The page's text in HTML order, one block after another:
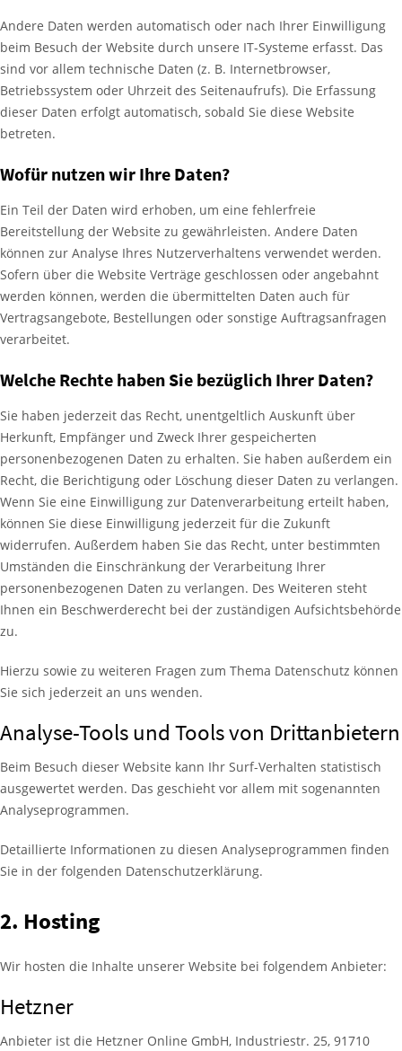
Andere Daten werden automatisch oder nach Ihrer Einwilligung
beim Besuch der Website durch unsere IT-Systeme erfasst. Das
sind vor allem technische Daten (z. B. Internetbrowser,
Betriebssystem oder Uhrzeit des Seitenaufrufs). Die Erfassung
dieser Daten erfolgt automatisch, sobald Sie diese Website
betreten.
Wofür nutzen wir Ihre Daten?
Ein Teil der Daten wird erhoben, um eine fehlerfreie
Bereitstellung der Website zu gewährleisten. Andere Daten
können zur Analyse Ihres Nutzerverhaltens verwendet werden.
Sofern über die Website Verträge geschlossen oder angebahnt
werden können, werden die übermittelten Daten auch für
Vertragsangebote, Bestellungen oder sonstige Auftragsanfragen
verarbeitet.
Welche Rechte haben Sie bezüglich Ihrer Daten?
Sie haben jederzeit das Recht, unentgeltlich Auskunft über
Herkunft, Empfänger und Zweck Ihrer gespeicherten
personenbezogenen Daten zu erhalten. Sie haben außerdem ein
Recht, die Berichtigung oder Löschung dieser Daten zu verlangen.
Wenn Sie eine Einwilligung zur Datenverarbeitung erteilt haben,
können Sie diese Einwilligung jederzeit für die Zukunft
widerrufen. Außerdem haben Sie das Recht, unter bestimmten
Umständen die Einschränkung der Verarbeitung Ihrer
personenbezogenen Daten zu verlangen. Des Weiteren steht
Ihnen ein Beschwerderecht bei der zuständigen Aufsichtsbehörde
zu.
Hierzu sowie zu weiteren Fragen zum Thema Datenschutz können
Sie sich jederzeit an uns wenden.
Analyse-Tools und Tools von Dritt­anbietern
Beim Besuch dieser Website kann Ihr Surf-Verhalten statistisch
ausgewertet werden. Das geschieht vor allem mit sogenannten
Analyseprogrammen.
Detaillierte Informationen zu diesen Analyseprogrammen finden
Sie in der folgenden Datenschutzerklärung.
2. Hosting
Wir hosten die Inhalte unserer Website bei folgendem Anbieter:
Hetzner
Anbieter ist die Hetzner Online GmbH, Industriestr. 25, 91710